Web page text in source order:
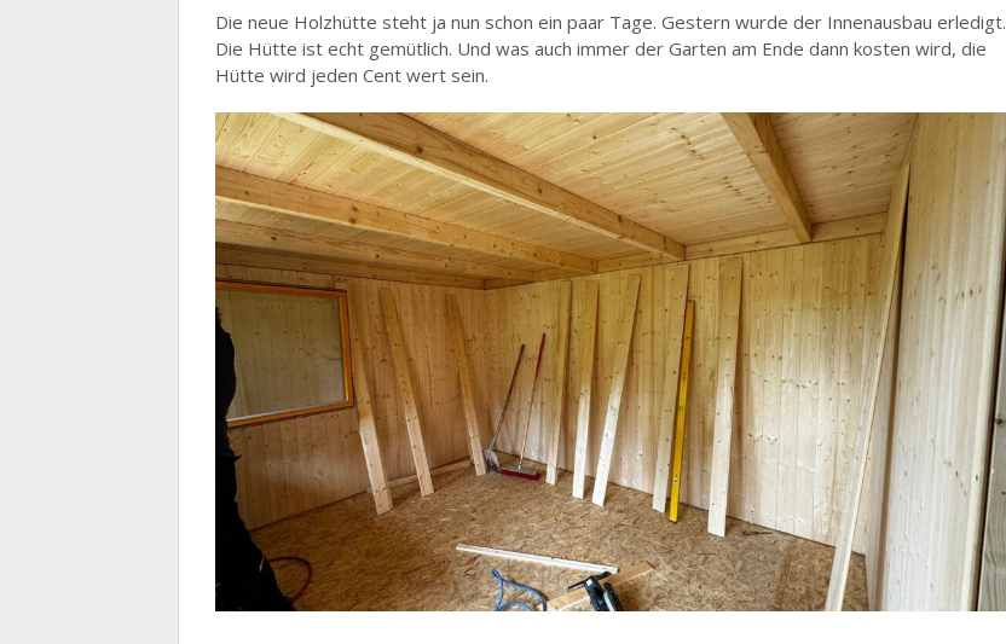
Die neue Holzhütte steht ja nun schon ein paar Tage. Gestern wurde der Innenausbau erledigt.
Die Hütte ist echt gemütlich. Und was auch immer der Garten am Ende dann kosten wird, die
Hütte wird jeden Cent wert sein.